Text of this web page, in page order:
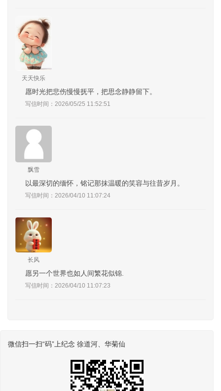
天天快乐
愿时光把悲伤慢慢抚平，把思念静静留下。
写信时间：2026/05/25 11:52:51
飘雪
以最深切的缅怀，铭记那抹温暖的笑容与往昔岁月。
写信时间：2026/04/10 11:07:24
长风
愿另一个世界也如人间繁花似锦.
写信时间：2026/04/10 11:07:23
微信扫一扫“码”上纪念 徐道河、华菊仙